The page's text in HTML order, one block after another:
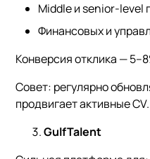
Middle и senior-level
Финансовых и
Конверсия отклика —
Совет: регулярно
продвигает активные CV.
GulfTalent